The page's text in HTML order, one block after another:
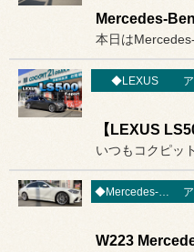
◆LEXUS
◆Mercedes-Benz